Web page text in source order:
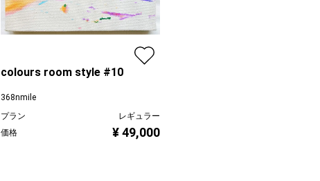
colours room style #10
368nmile
プラン
レギュラー
価格
¥ 49,000